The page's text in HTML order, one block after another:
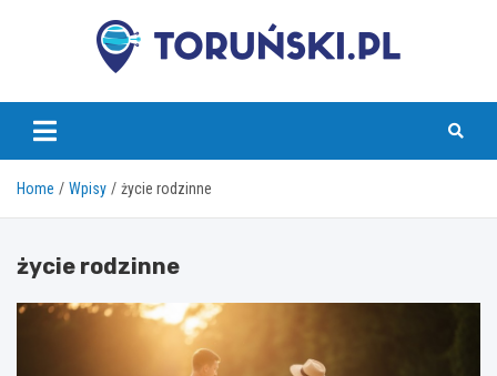
torunski.pl
Home Wpisy życie rodzinne
życie rodzinne